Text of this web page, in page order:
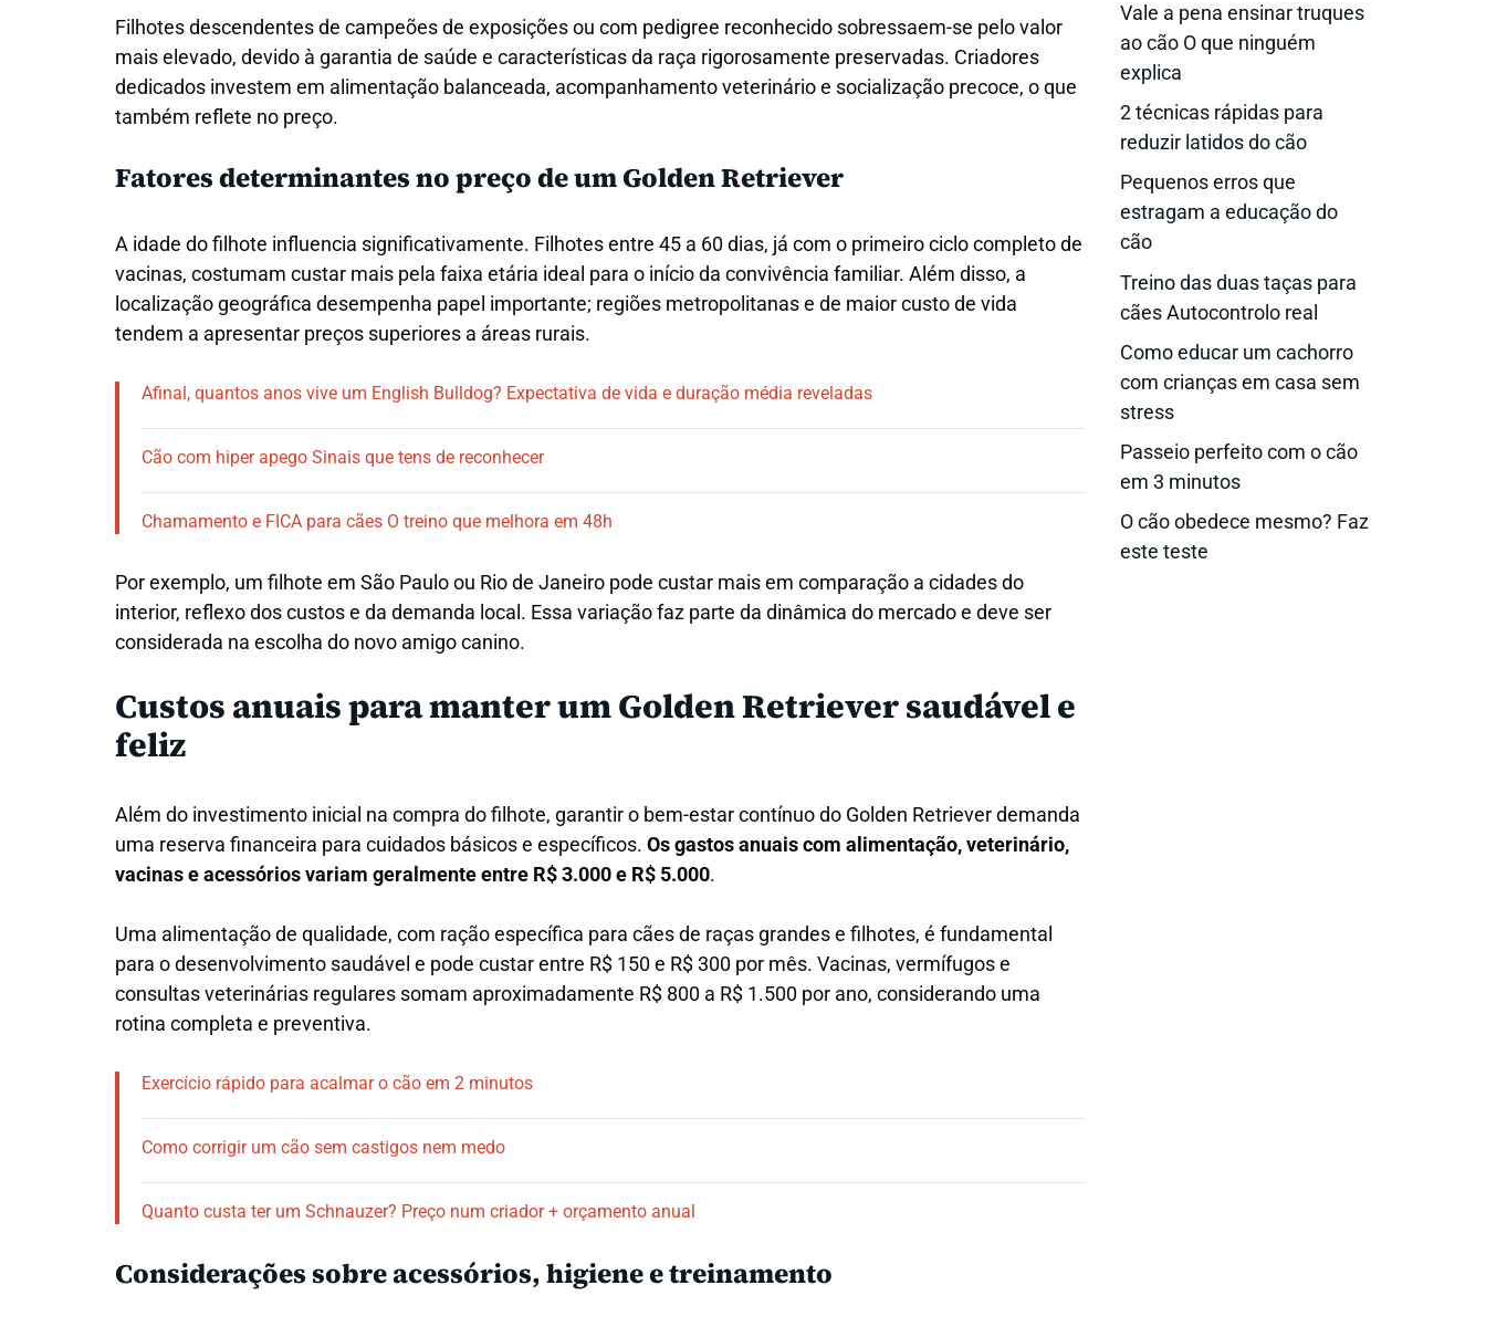
Filhotes descendentes de campeões de exposições ou com pedigree reconhecido sobressaem-se pelo valor
mais elevado, devido à garantia de saúde e características da raça rigorosamente preservadas. Criadores
dedicados investem em alimentação balanceada, acompanhamento veterinário e socialização precoce, o que
também reflete no preço.
Fatores determinantes no preço de um Golden Retriever
A idade do filhote influencia significativamente. Filhotes entre 45 a 60 dias, já com o primeiro ciclo completo de
vacinas, costumam custar mais pela faixa etária ideal para o início da convivência familiar. Além disso, a
localização geográfica desempenha papel importante; regiões metropolitanas e de maior custo de vida
tendem a apresentar preços superiores a áreas rurais.
Afinal, quantos anos vive um English Bulldog? Expectativa de vida e duração média reveladas
Cão com hiper apego Sinais que tens de reconhecer
Chamamento e FICA para cães O treino que melhora em 48h
Por exemplo, um filhote em São Paulo ou Rio de Janeiro pode custar mais em comparação a cidades do
interior, reflexo dos custos e da demanda local. Essa variação faz parte da dinâmica do mercado e deve ser
considerada na escolha do novo amigo canino.
Custos anuais para manter um Golden Retriever saudável e
feliz
Além do investimento inicial na compra do filhote, garantir o bem-estar contínuo do Golden Retriever demanda
uma reserva financeira para cuidados básicos e específicos. Os gastos anuais com alimentação, veterinário,
vacinas e acessórios variam geralmente entre R$ 3.000 e R$ 5.000.
Uma alimentação de qualidade, com ração específica para cães de raças grandes e filhotes, é fundamental
para o desenvolvimento saudável e pode custar entre R$ 150 e R$ 300 por mês. Vacinas, vermífugos e
consultas veterinárias regulares somam aproximadamente R$ 800 a R$ 1.500 por ano, considerando uma
rotina completa e preventiva.
Exercício rápido para acalmar o cão em 2 minutos
Como corrigir um cão sem castigos nem medo
Quanto custa ter um Schnauzer? Preço num criador + orçamento anual
Considerações sobre acessórios, higiene e treinamento
Vale a pena ensinar truques
ao cão O que ninguém
explica
2 técnicas rápidas para
reduzir latidos do cão
Pequenos erros que
estragam a educação do
cão
Treino das duas taças para
cães Autocontrolo real
Como educar um cachorro
com crianças em casa sem
stress
Passeio perfeito com o cão
em 3 minutos
O cão obedece mesmo? Faz
este teste